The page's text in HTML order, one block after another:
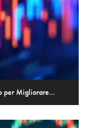
per Migliorare...